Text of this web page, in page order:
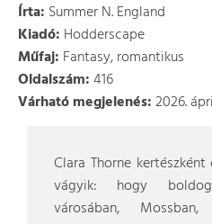
Írta: Summer N. England
Kiadó: Hodderscape
Műfaj: Fantasy, romantikus
Oldalszám:416
Várható megjelenés:2026.
Clara Thorne
vágyik: hogy
városában,